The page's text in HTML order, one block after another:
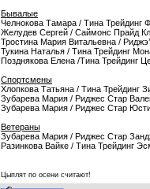
Бывалые
Челнокова Тамара / Тина Трейдинг
Желудев Сергей / Саймонс Прайд
Тростина Мария Витальевна /
Тукина Наталья / Тина Трейдинг
Позднякова Елена /Тина Трейдинг
Спортсмены
Хлопкова Татьяна / Тина Трейдинг
Зубарева Мария / Риджес Стар
Зубарева Мария / Риджес Стар
Ветераны
Зубарева Мария / Риджес Стар
Разинкова Вайке / Тина Трейдинг
Цыплят по осени считают!